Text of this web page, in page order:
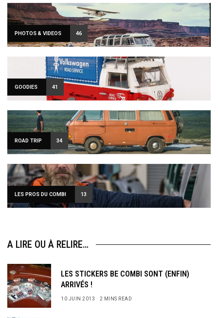
Sign Up to Our Newsletter
Get notified about exclusive offers every week!
SIGN UP
I would like to receive news and special offers.
PHOTOS & VIDEOS 46
GOODIES 41
ROAD TRIP 34
LES PROS DU COMBI 13
A LIRE OU À RELIRE…
LES STICKERS BE COMBI SONT (ENFIN)
ARRIVÉS !
10 JUIN 2013 2 MINS READ